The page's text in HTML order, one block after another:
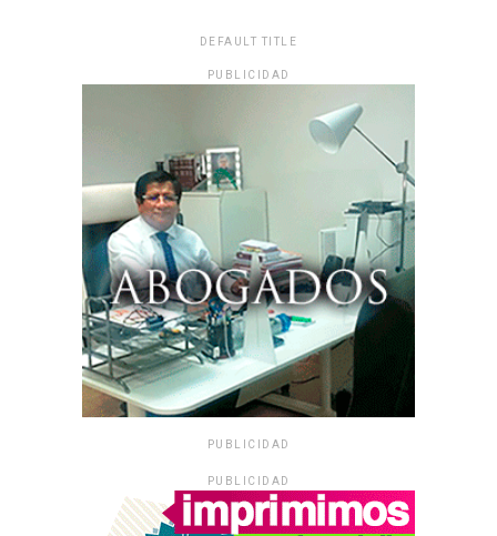
DEFAULT TITLE
PUBLICIDAD
PUBLICIDAD
PUBLICIDAD